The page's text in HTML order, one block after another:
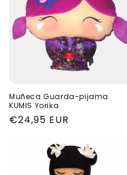
Muñeca Guarda-pijama
KUMIS Yorika
Precio
€24,95 EUR